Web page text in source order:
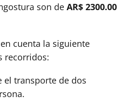
son de AR$ 2300.00
cuenta la siguiente
recorridos:
el transporte de dos